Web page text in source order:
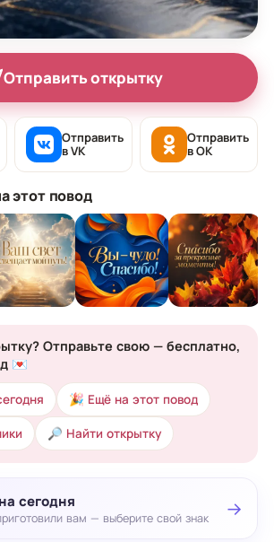
Отправить открытку
Отправить
в VK
Отправить
в OK
этот повод
Отправьте свою — бесплатно,
💌
🎉 Ещё на этот повод
🔎 Найти открытку
сегодня
вам — выберите свой знак →